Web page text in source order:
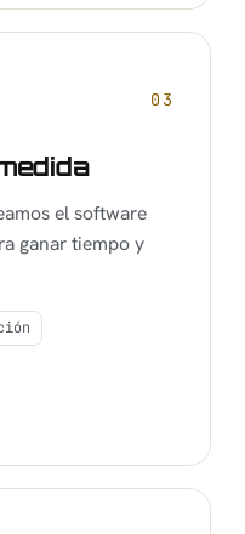
03
el software
ganar tiempo y